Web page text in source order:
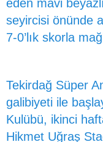
eden mavi
seyircisi önünde
7-0’lık skorla
Tekirdağ Süper
galibiyeti ile
Kulübü, ikinci
Hikmet Uğraş